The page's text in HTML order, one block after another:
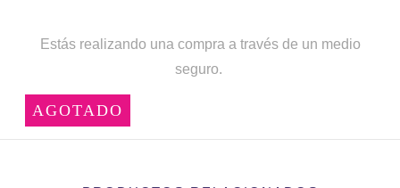
Estás realizando una compra a través de un medio
seguro.
AGOTADO